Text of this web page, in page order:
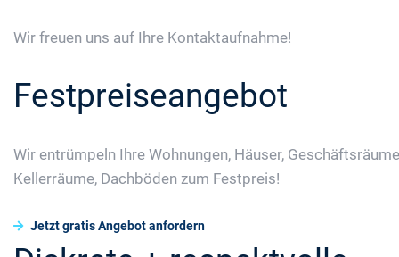
Wir freuen uns auf Ihre Kontaktaufnahme!
Festpreiseangebot
Wir entrümpeln Ihre Wohnungen, Häuser,
Kellerräume, Dachböden zum Festpreis!
Jetzt gratis Angebot anfordern